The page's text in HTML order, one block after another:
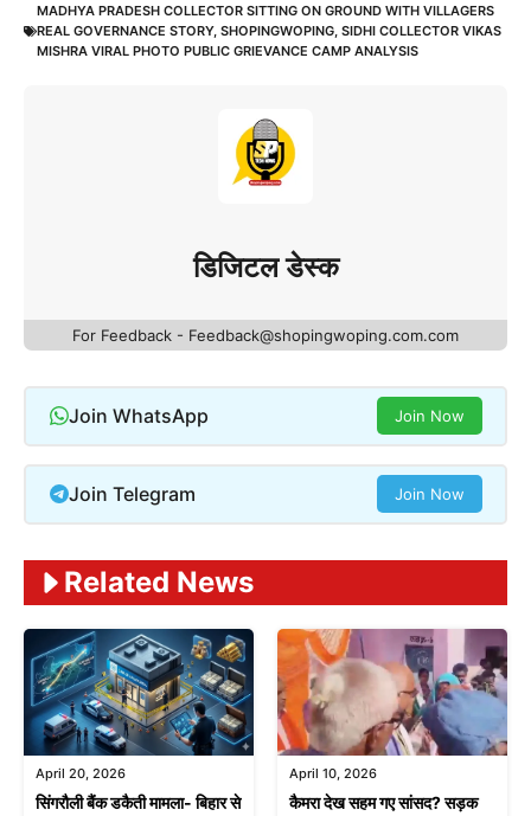
MADHYA PRADESH COLLECTOR SITTING ON GROUND WITH VILLAGERS
REAL GOVERNANCE STORY, SHOPINGWOPING, SIDHI COLLECTOR VIKAS
MISHRA VIRAL PHOTO PUBLIC GRIEVANCE CAMP ANALYSIS
डिजिटल डेस्क
For Feedback - Feedback@shopingwoping.com.com
Join WhatsApp Join Now
Join Telegram Join Now
Related News
April 20, 2026
सिंगरौली बैंक डकैती मामला- बिहार से
April 10, 2026
कैमरा देख सहम गए सांसद? सड़क